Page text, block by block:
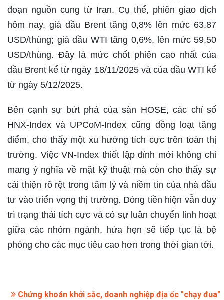
đoạn nguồn cung từ Iran. Cụ thể, phiên giao dịch
hôm nay, giá dầu Brent tăng 0,8% lên mức 63,87
USD/thùng; giá dầu WTI tăng 0,6%, lên mức 59,50
USD/thùng. Đây là mức chốt phiên cao nhất của
dầu Brent kể từ ngày 18/11/2025 và của dầu WTI kể
từ ngày 5/12/2025.
Bên cạnh sự bứt phá của sàn HOSE, các chỉ số
HNX-Index và UPCoM-Index cũng đồng loạt tăng
điểm, cho thấy một xu hướng tích cực trên toàn thị
trường. Việc VN-Index thiết lập đỉnh mới không chỉ
mang ý nghĩa về mặt kỹ thuật mà còn cho thấy sự
cải thiện rõ rệt trong tâm lý và niềm tin của nhà đầu
tư vào triển vọng thị trường. Dòng tiền hiện vẫn duy
trì trạng thái tích cực và có sự luân chuyển linh hoạt
giữa các nhóm ngành, hứa hẹn sẽ tiếp tục là bệ
phóng cho các mục tiêu cao hơn trong thời gian tới.
Chứng khoán khởi sắc, doanh nghiệp địa ốc "chạy đua"